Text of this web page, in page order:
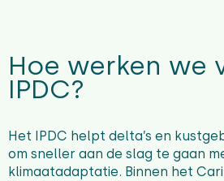
Hoe werken we
IPDC?
Het IPDC helpt delta’s en
om sneller aan de slag te gaan
klimaatadaptatie. Binnen het